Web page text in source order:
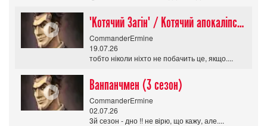
"Котячий Загін" / Котячий апокаліпсис / Cat Shit One
CommanderErmine
19.07.26
тобто ніколи ніхто не побачить це, якщо....
Ванпанчмен (3 сезон)
CommanderErmine
02.07.26
3й сезон - дно !! не вірю, що кажу, але....